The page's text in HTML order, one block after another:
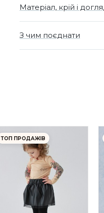
Матеріал, крій і
З чим поєднати
ТОП ПРОДАЖІВ